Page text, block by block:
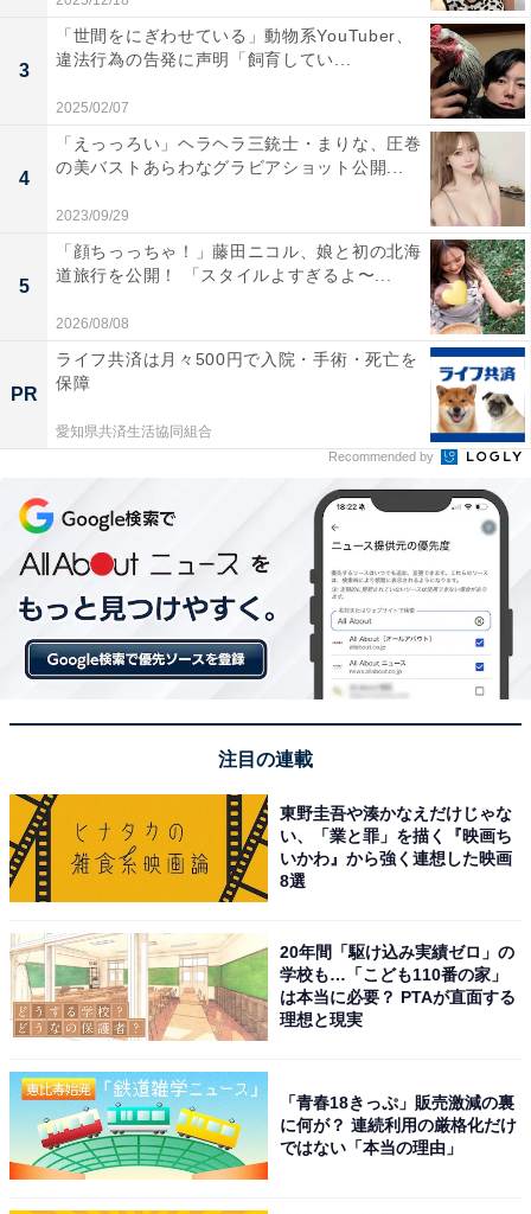
3
「世間をにぎわせている」動物系YouTuber、
違法行為の告発に声明「飼育してい...
2025/02/07
4
「えっっろい」ヘラヘラ三銃士・まりな、圧巻
の美バストあらわなグラビアショット公開...
2023/09/29
5
「顔ちっっちゃ！」藤田ニコル、娘と初の北海
道旅行を公開！ 「スタイルよすぎるよ〜...
2026/08/08
PR
ライフ共済は月々500円で入院・手術・死亡を
保障
愛知県共済生活協同組合
Recommended by
注目の連載
東野圭吾や湊かなえだけじゃな
い、「業と罪」を描く『映画ち
いかわ』から強く連想した映画
8選
20年間「駆け込み実績ゼロ」の
学校も…「こども110番の家」
は本当に必要？ PTAが直面する
理想と現実
「青春18きっぷ」販売激減の裏
に何が？ 連続利用の厳格化だけ
ではない「本当の理由」